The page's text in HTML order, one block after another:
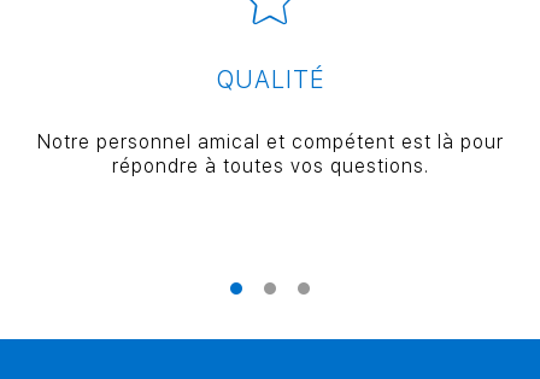
QUALITÉ
Notre personnel amical et compétent est là pour
répondre à toutes vos questions.